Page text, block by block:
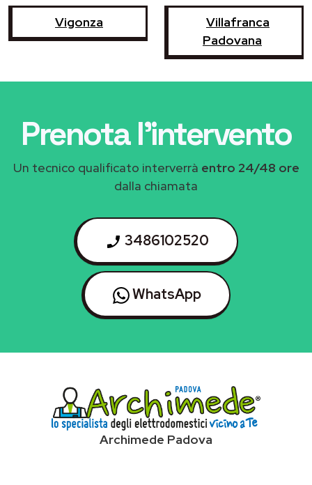
Vigonza
Villafranca
Padovana
Prenota l'intervento
Un tecnico qualificato interverrà entro 24/48 ore
dalla chiamata
3486102520
WhatsApp
Archimede Padova